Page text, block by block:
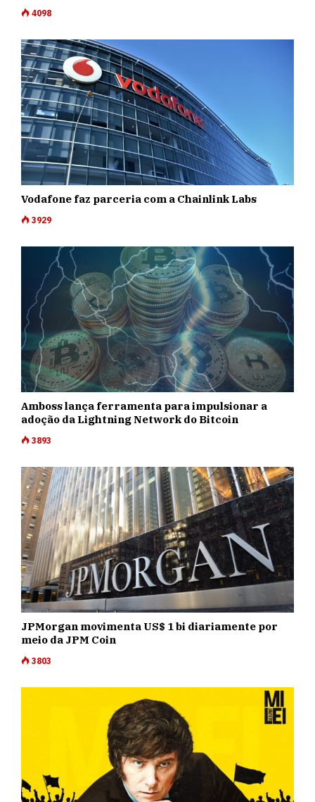
4098
Vodafone faz parceria com a Chainlink Labs
3929
Amboss lança ferramenta para impulsionar a
adoção da Lightning Network do Bitcoin
3893
JPMorgan movimenta US$ 1 bi diariamente por
meio da JPM Coin
3803